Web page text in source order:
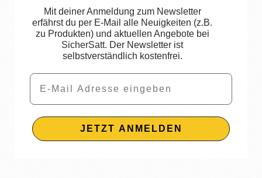
Mit deiner Anmeldung zum Newsletter
erfährst du per E-Mail alle Neuigkeiten (z.B.
zu Produkten) und aktuellen Angebote bei
SicherSatt. Der Newsletter ist
selbstverständlich kostenfrei.
Email
JETZT ANMELDEN